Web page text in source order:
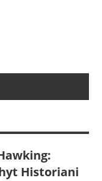
Historiani